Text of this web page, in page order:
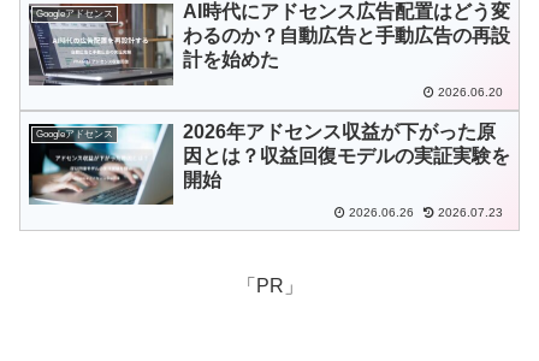
Googleアドセンス
AI時代にアドセンス広告配置はどう変
わるのか？自動広告と手動広告の再設
計を始めた
2026.06.20
Googleアドセンス
2026年アドセンス収益が下がった原
因とは？収益回復モデルの実証実験を
開始
2026.06.26 2026.07.23
「PR」